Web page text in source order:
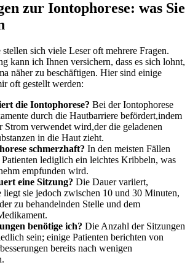
zur Iontophorese: was Sie
sich viele Leser oft mehrere Fragen.
kann ich Ihnen versichern, dass es sich lohnt,
näher zu beschäftigen. Hier sind einige
oft gestellt werden:
die Iontophorese? Bei der Iontophorese
durch ⁤die Hautbarriere befördert,indem
Strom verwendet wird,der die geladenen
in die Haut zieht.
schmerzhaft? In den meisten Fällen
lediglich ein leichtes Kribbeln, was
empfunden wird.
eine Sitzung? Die Dauer variiert,
liegt sie jedoch‍ zwischen 10 und 30 Minuten,
zu behandelnden ‍Stelle und dem
benötige ich? Die Anzahl der Sitzungen
sein;⁢ einige Patienten berichten von⁤
bereits nach wenigen